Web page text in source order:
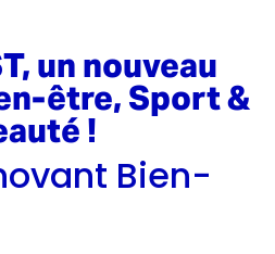
un nouveau
être, Sport &
!
Bien-